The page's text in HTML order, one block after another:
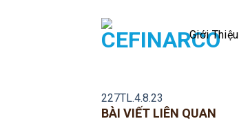
Giới Thiệu
227TL.4.8.23
BÀI VIẾT LIÊN QUAN